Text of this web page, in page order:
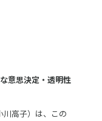
意思決定・透明性
川高子）は、この